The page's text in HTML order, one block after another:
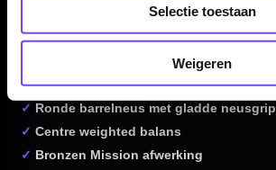
Selectie toestaan
Weigeren
Gemaakt van 90% tungsten
✓ Scalloped barrelprofiel van 51.50 mm
Nano grip en ringed grip
✓ Grip rating 2.5/5
✓ Ronde barrelneus met gladde neusgrip
✓ Centre weighted balans
✓ Bronzen Mission afwerking